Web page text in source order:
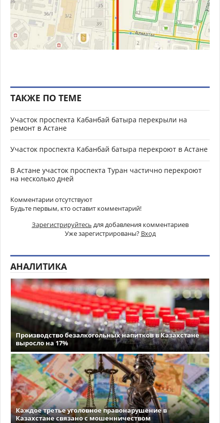
ТАКЖЕ ПО ТЕМЕ
Участок проспекта Кабанбай батыра перекрыли на
ремонт в Астане
Участок проспекта Кабанбай батыра перекроют в Астане
В Астане участок проспекта Туран частично перекроют
на несколько дней
Комментарии отсутствуют
Будьте первым, кто оставит комментарий!
Зарегистрируйтесь для добавления комментариев
Уже зарегистрированы? Вход
АНАЛИТИКА
Производство безалкогольных напитков в Казахстане
выросло на 17%
Каждое третье уголовное правонарушение в
Казахстане связано с мошенничеством